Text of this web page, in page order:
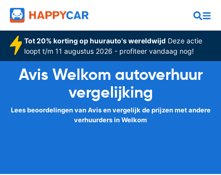
Tot 20% korting op huurauto's wereldwijd Deze actie
loopt t/m 11 augustus 2026 - profiteer vandaag nog!
Avis Welkom autoverhuur
vergelijking
Lees beoordelingen van Avis en vergelijk de prijzen met andere
verhuurders in Welkom